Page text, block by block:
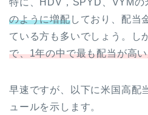
のように増配しており、配当
ている方も多いでしょう。し
で、1年の中で最も配当が高
早速ですが、以下に米国高配
ュールを示します。